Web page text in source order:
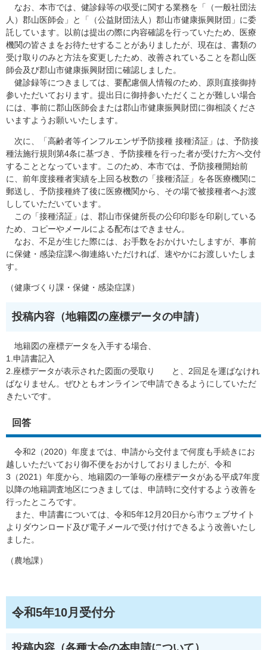
なお、本市では、健診録等の収受に関する業務を「（一般社団法
人）郡山医師会」と「（公益財団法人）郡山市健康振興財団」に委
託しています。以前は提出の際に内容確認を行っていたため、医療
機関の皆さまをお待たせすることがありましたが、現在は、書類の
受け取りのみと方法を変更したため、改善されていることを郡山医
師会及び郡山市健康振興財団に確認しました。
健診録等につきましては、要配慮個人情報のため、原則直接御持
参いただいております。提出日に御持参いただくことが難しい場合
には、事前に郡山医師会または郡山市健康振興財団に御相談くださ
いますようお願いいたします。
次に、「高齢者等インフルエンザ予防接種 接種済証」は、予防接
種法施行規則第4条に基づき、予防接種を行った者が受けた方へ交付
することとなっています。このため、本市では、予防接種開始前
に、前年度接種者実績を上回る枚数の「接種済証」を各医療機関に
郵送し、予防接種終了後に医療機関から、その場で被接種者へお渡
ししていただいています。
この「接種済証」は、郡山市保健所長の公印印影を印刷している
ため、コピーやメールによる配布はできません。
なお、不足が生じた際には、お手数をおかけいたしますが、事前
に保健・感染症課へ御連絡いただければ、速やかにお渡しいたしま
す。
（健康づくり課・保健・感染症課）
投稿内容（地籍図の座標データの申請）
地籍図の座標データを入手する場合、
1.申請書記入
2.座標データが表示された図面の受取り と、2回足を運ばなけれ
ばなりません。ぜひともオンラインで申請できるようにしていただ
きたいです。
回答
令和2（2020）年度までは、申請から交付まで何度も手続きにお
越しいただいており御不便をおかけしておりましたが、令和
3（2021）年度から、地籍図の一筆毎の座標データがある平成7年度
以降の地籍調査地区につきましては、申請時に交付するよう改善を
行ったところです。
また、申請書については、令和5年12月20日から市ウェブサイト
よりダウンロード及び電子メールで受け付けできるよう改善いたし
ました。
（農地課）
令和5年10月受付分
投稿内容（各種大会の本申請について）